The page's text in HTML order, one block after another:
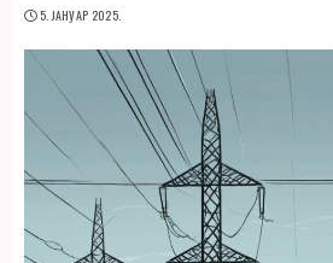
5. ЈАНУАР 2025.